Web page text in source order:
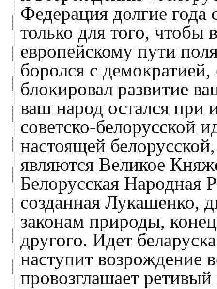
Федерация долгие
только для того,
европейскому пути
боролся с
блокировал развитие
ваш народ остался при
советско-белорусской
настоящей
являются Великое
Белорусская Народная
созданная Лукашенко,
законам природы,
другого. Идет
наступит возрождение
провозглашает